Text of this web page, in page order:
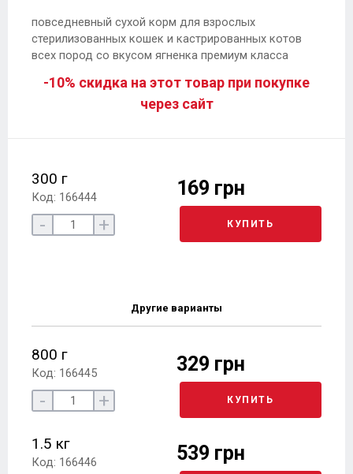
повседневный сухой корм для взрослых
стерилизованных кошек и кастрированных котов
всех пород со вкусом ягненка премиум класса
-10% скидка на этот товар при покупке
через сайт
300 г
Код: 166444 169 грн
- + КУПИТЬ
Другие варианты
800 г
Код: 166445 329 грн
- + КУПИТЬ
1.5 кг
Код: 166446 539 грн